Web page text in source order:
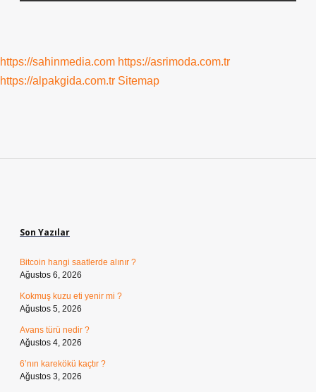
https://sahinmedia.com https://asrimoda.com.tr
https://alpakgida.com.tr Sitemap
Son Yazılar
Bitcoin hangi saatlerde alınır ?
Ağustos 6, 2026
Kokmuş kuzu eti yenir mi ?
Ağustos 5, 2026
Avans türü nedir ?
Ağustos 4, 2026
6’nın karekökü kaçtır ?
Ağustos 3, 2026